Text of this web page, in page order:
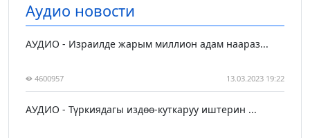
Аудио новости
АУДИО - Израилде жарым миллион адам наараз...
4600957 13.03.2023 19:22
АУДИО - Түркиядагы издөө-куткаруу иштерин ...